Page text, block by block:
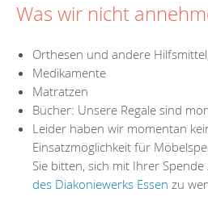
Was wir nicht
Orthesen und andere
Medikamente
Matratzen
Bücher: Unsere Regale sind
Leider haben wir momentan
Einsatzmöglichkeit für
Sie bitten, sich mit Ihrer Spende
des Diakoniewerks Essen zu